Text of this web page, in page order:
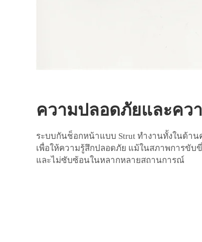
ความปลอดภัยและคว
ระบบกันช็อกหน้าแบบ Strut ทำงานทั้งในด้า
เพื่อให้ความรู้สึกปลอดภัย แม้ในสภาพการขับ
และไม่ซับซ้อนในหลากหลายสถานการณ์